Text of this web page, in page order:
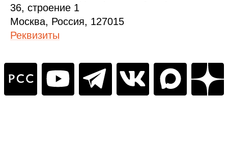
36, строение 1
Москва, Россия, 127015
Реквизиты